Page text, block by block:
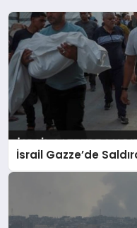
DÜNYA
EĞITIM
EKONOMI
MAGAZIN
İsrail Gazze’de